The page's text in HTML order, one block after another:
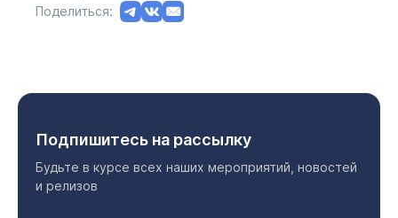
Поделиться:
Подпишитесь на рассылку
Будьте в курсе всех наших мероприятий, новостей
и релизов